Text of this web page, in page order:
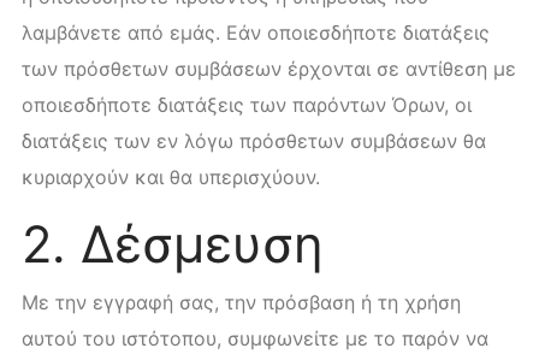
λαμβάνετε από εμάς. Εάν οποιεσδήποτε διατάξεις
των πρόσθετων συμβάσεων έρχονται σε αντίθεση με
οποιεσδήποτε διατάξεις των παρόντων Όρων, οι
διατάξεις των εν λόγω πρόσθετων συμβάσεων θα
κυριαρχούν και θα υπερισχύουν.
2. Δέσμευση
Με την εγγραφή σας, την πρόσβαση ή τη χρήση
αυτού του ιστότοπου, συμφωνείτε με το παρόν να